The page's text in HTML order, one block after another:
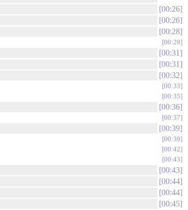
00:26
00:26
00:28
00:29
00:31
00:31
00:32
00:33
00:35
00:36
00:37
00:39
00:39
00:42
00:43
00:43
00:44
00:44
00:45